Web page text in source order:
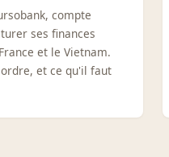
compte
ses finances
et le Vietnam.
et ce qu'il faut